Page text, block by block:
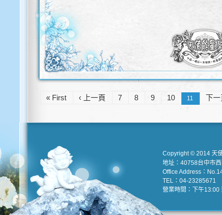
« First ‹ 上一頁 7 8 9 10 11 下一
Copyright © 2014 天
地址：40758台中市
Office Address：
TEL：04-23285671
營業時間：下午13:00